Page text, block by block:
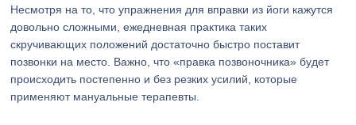
Несмотря на то, что упражнения для вправки из йоги кажутся
довольно сложными, ежедневная практика таких
скручивающих положений достаточно быстро поставит
позвонки на место. Важно, что «правка позвоночника» будет
происходить постепенно и без резких усилий, которые
применяют мануальные терапевты.